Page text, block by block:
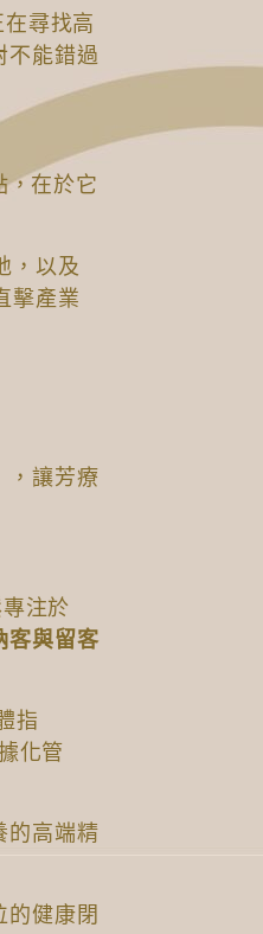
尋找高
不能錯過
，在於它
，以及
擊產業
，讓芳療
注於
客與留客
指
化管
的高端精
的健康閉